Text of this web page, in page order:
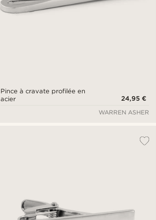
Pince à cravate profilée en
acier
24,95 €
WARREN ASHER